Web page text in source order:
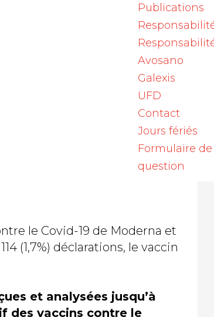
Publications
Avosano
Galexis
UFD
Contact
Jours fériés
Formulaire de
question
ans (au sein d’une fourchette
plus. Dans les cas considérés
faisant état de décès
Dans 137 de ces cas
un laps de temps plus ou
concrètement que le vaccin
cas ne mentionnaient pas
le Covid-19 de Moderna et
(1,7%) déclarations, le vaccin
et analysées jusqu’à
des vaccins contre le